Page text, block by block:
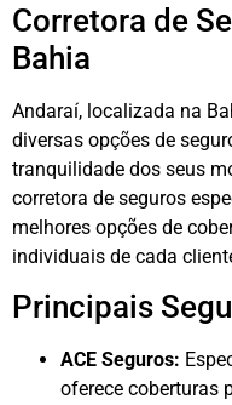
Corretora de
Bahia
Andaraí, localizada na
diversas opções de
tranquilidade dos seus
corretora de seguros
melhores opções de
individuais de cada
Principais
ACE Seguros:
oferece coberturas